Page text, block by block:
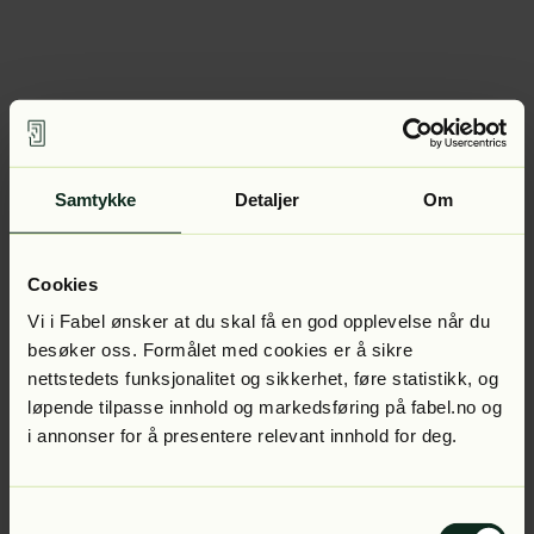
Samtykke Detaljer Om
Cookies
Vi i Fabel ønsker at du skal få en god opplevelse når du
besøker oss. Formålet med cookies er å sikre
nettstedets funksjonalitet og sikkerhet, føre statistikk, og
løpende tilpasse innhold og markedsføring på fabel.no og
i annonser for å presentere relevant innhold for deg.